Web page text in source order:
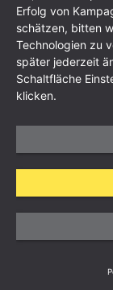
ImprintData
Erfolg von
schätzen, bitten
Technologien zu
später jederzeit
Schaltfläche
klicken.